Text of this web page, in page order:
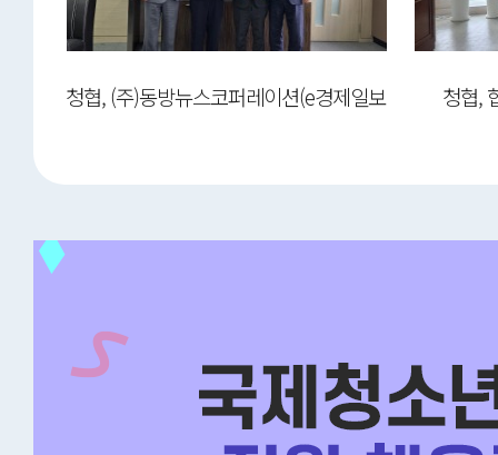
청협, (주)동방뉴스코퍼레이션(e경제일보
청협,